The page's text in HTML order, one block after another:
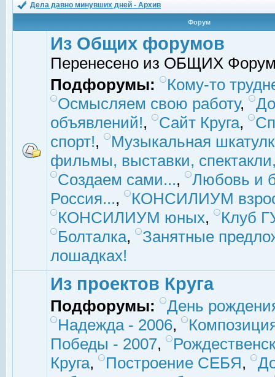
Дела давно минувших дней - Архив
Форум
Из Общих форумов
Перенесено из ОБЩИХ
Подфорумы:
Кому-то
Осмысляем свою работу,
объявлений!, Сайт Круга,
спорт!,
Музыкальная
фильмы, выставки,
Создаем сами...,
Любовь и
Россия...,
КОНСИЛИУМ
КОНСИЛИУМ юных,
Клуб
Болталка,
Занятные
лошадках!
Из проектов Круга
Подфорумы:
День
Надежда - 2006,
Победы - 2007,
Круга, Построение СЕБЯ,